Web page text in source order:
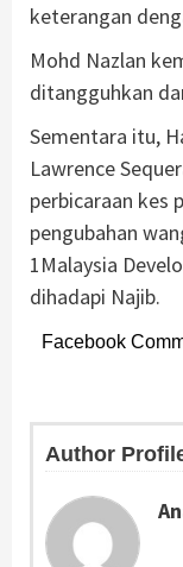
keterangan
Mohd Nazlan
ditangguhkan
Sementara itu,
Lawrence
perbicaraan kes
pengubahan
1Malaysia
dihadapi Najib.
Facebook
Author